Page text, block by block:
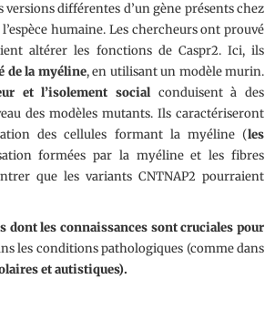
versions différentes d’un gène présents chez
humaine. Les chercheurs ont prouvé
altérer les fonctions de Caspr2. Ici, ils
de la myéline, en utilisant un modèle murin.
et l’isolement social conduisent à des
des modèles mutants. Ils caractériseront
des cellules formant la myéline (les
formées par la myéline et les fibres
que les variants CNTNAP2 pourraient
dont les connaissances sont cruciales pour
les conditions pathologiques (comme dans
et autistiques).